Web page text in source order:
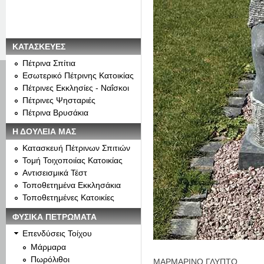
ΜΑΡΜΑΡΙΝΟ ΓΛΥΠΤΟ
ΚΑΤΑΣΚΕΥΕΣ
Πέτρινα Σπίτια
Εσωτερικό Πέτρινης Κατοικίας
Πέτρινες Εκκλησίες - Ναΐσκοι
Πέτρινες Ψησταριές
Πέτρινα Βρυσάκια
Η ΔΟΥΛΕΙΑ ΜΑΣ
Κατασκευή Πέτρινων Σπιτιών
Τομή Τοιχοποιίας Κατοικίας
Αντισεισμικά Τέστ
Τοποθετημένα Εκκλησάκια
Τοποθετημένες Κατοικίες
ΦΥΣΙΚΑ ΠΕΤΡΩΜΑΤΑ
Επενδύσεις Τοίχου
Μάρμαρα
Πωρόλιθοι